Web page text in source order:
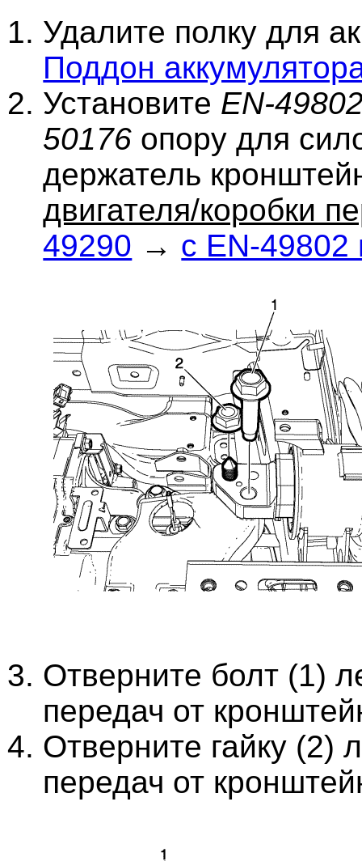
Удалите полку для
Поддон
Установите EN-
50176 опору для
держатель
двигателя/коробки
49290 → с EN-49802
Отверните болт (1)
передач от
Отверните гайку (2)
передач от